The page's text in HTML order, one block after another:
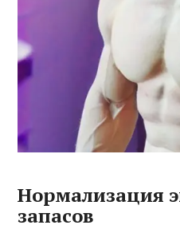
Нормализация
запасов